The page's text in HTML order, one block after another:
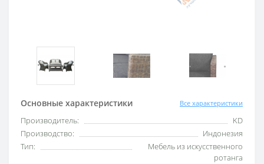
Основные характеристики Все характеристики
Производитель:
KD
Производство:
Индонезия
Тип:
Мебель из искусственного
ротанга